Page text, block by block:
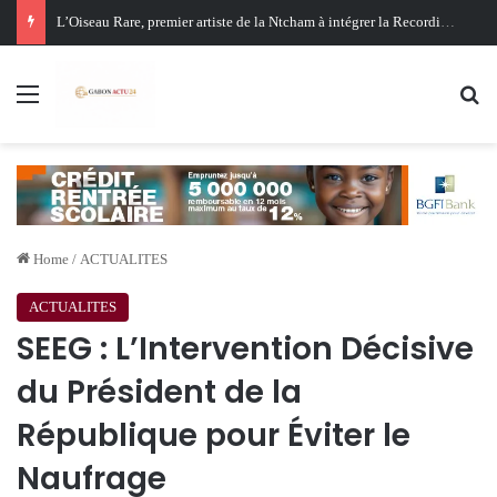
Oligui Nguema au Ghana : Libreville mise sur Accra pour renforcer sa stratégie diplomatique et économique
Menu
Home / ACTUALITES
ACTUALITES
SEEG : L’Intervention Décisive
du Président de la
République pour Éviter le
Naufrage